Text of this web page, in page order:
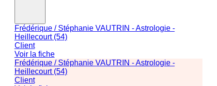
Frédérique / Stéphanie VAUTRIN - Astrologie -
Heillecourt (54)
Client
Voir la fiche
Frédérique / Stéphanie VAUTRIN - Astrologie -
Heillecourt (54)
Client